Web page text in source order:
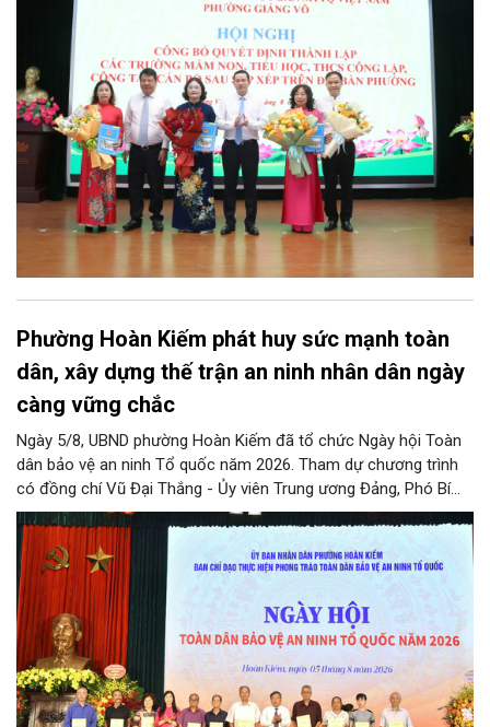
Trung ương và kế hoạch của UBND TP Hà Nội.
Phường Hoàn Kiếm phát huy sức mạnh toàn
dân, xây dựng thế trận an ninh nhân dân ngày
càng vững chắc
Ngày 5/8, UBND phường Hoàn Kiếm đã tổ chức Ngày hội Toàn
dân bảo vệ an ninh Tổ quốc năm 2026. Tham dự chương trình
có đồng chí Vũ Đại Thắng - Ủy viên Trung ương Đảng, Phó Bí
thư Thành ủy, Chủ tịch UBND thành phố; Đại tá Nguyễn Tiến Đạt,
Ủy viên Ban Thường vụ Đảng ủy, Phó Giám đốc Công an thành
phố Hà Nội, cùng dự có các đồng chí đại diện lãnh đạo các Sở,
ban, ngành thuộc Thành phố Hà Nội, các phòng nghiệp vụ Công
an Thành phố Hà Nội.